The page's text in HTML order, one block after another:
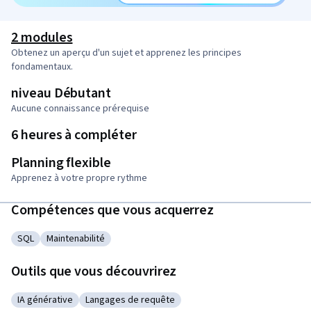
2 modules
Obtenez un aperçu d'un sujet et apprenez les principes
fondamentaux.
niveau Débutant
Aucune connaissance prérequise
6 heures à compléter
Planning flexible
Apprenez à votre propre rythme
Compétences que vous acquerrez
Catégorie : SQL
SQL Catégorie : Maintenabilité
Maintenabilité
Outils que vous découvrirez
Catégorie : IA générative
IA générative Catégorie : Langages de requête
Langages de requête